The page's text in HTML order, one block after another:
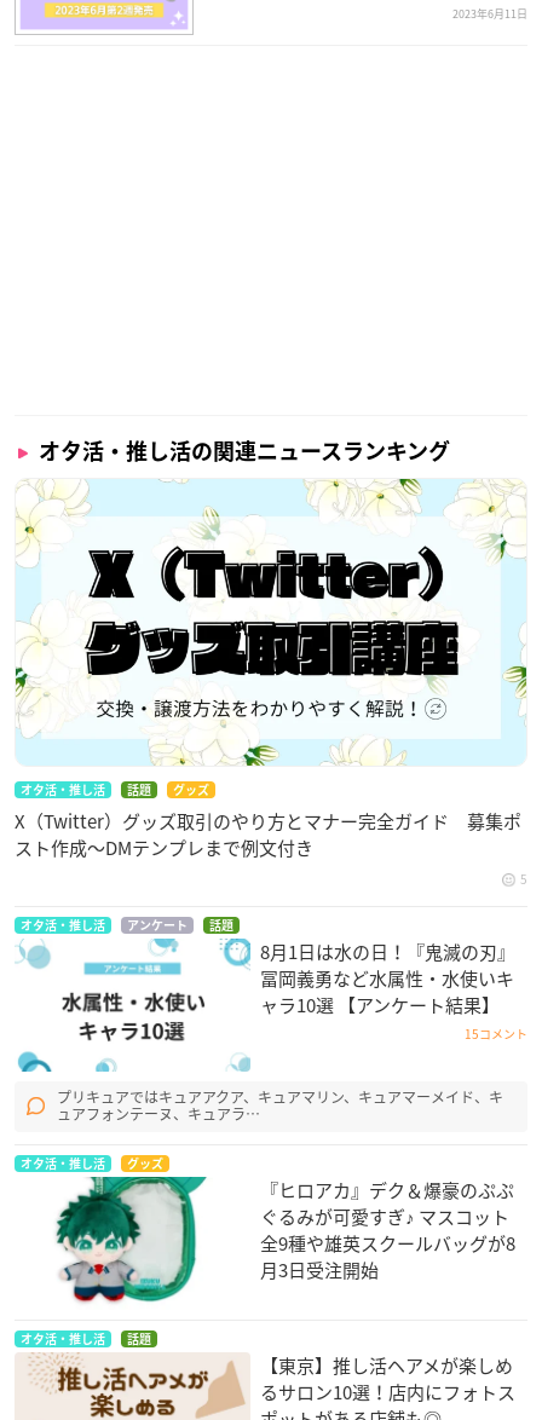
2023年6月11日
オタ活・推し活の関連ニュースランキング
オタ活・推し活 話題 グッズ
X（Twitter）グッズ取引のやり方とマナー完全ガイド 募集ポ
スト作成〜DMテンプレまで例文付き
5
オタ活・推し活 アンケート 話題
8月1日は水の日！『鬼滅の刃』
冨岡義勇など水属性・水使いキ
ャラ10選 【アンケート結果】
15コメント
プリキュアではキュアアクア、キュアマリン、キュアマーメイド、キ
ュアフォンテーヌ、キュアラ…
オタ活・推し活 グッズ
『ヒロアカ』デク＆爆豪のぷぷ
ぐるみが可愛すぎ♪ マスコット
全9種や雄英スクールバッグが8
月3日受注開始
オタ活・推し活 話題
【東京】推し活ヘアメが楽しめ
るサロン10選！店内にフォトス